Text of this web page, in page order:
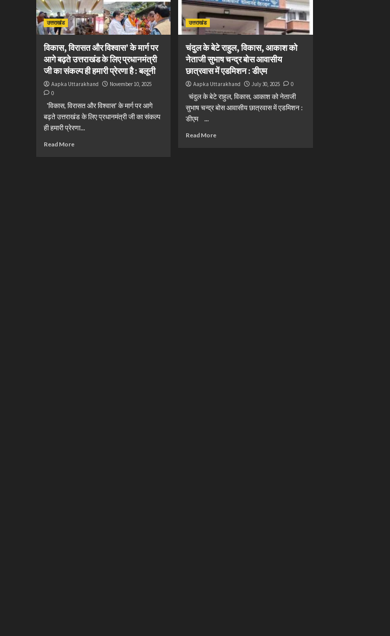
उत्तराखंड
विकास, विरासत और विश्वास’ के मार्ग पर
आगे बढ़ते उत्तराखंड के लिए प्रधानमंत्री
जी का संकल्प ही हमारी प्रेरणा है : बलूनी
Aapka Uttarakhand
November 10, 2025
0
'विकास, विरासत और विश्वास' के मार्ग पर आगे
बढ़ते उत्तराखंड के लिए प्रधानमंत्री जी का संकल्प
ही हमारी प्रेरणा...
Read More
उत्तराखंड
चंदुल के बेटे राहुल, विकास, आकाश को
नेताजी सुभाष चन्द्र बोस आवासीय
छात्रवास में एडमिशन : डीएम
Aapka Uttarakhand July 30, 2025 0
चंदुल के बेटे राहुल, विकास, आकाश को नेताजी
सुभाष चन्द्र बोस आवासीय छात्रवास में एडमिशन :
डीएम ...
Read More